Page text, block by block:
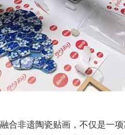
合非遗陶瓷贴画，不仅是一项